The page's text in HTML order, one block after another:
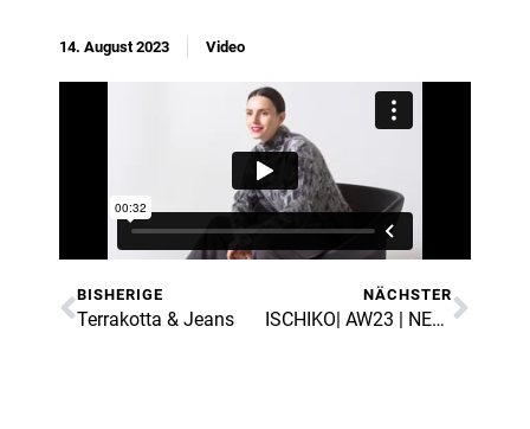
14. August 2023 Video
BISHERIGE
Terrakotta & Jeans
NÄCHSTER
ISCHIKO| AW23 | NEUE STYLES